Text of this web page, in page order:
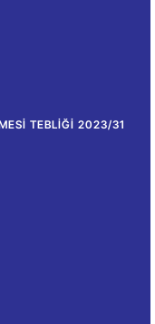
TEBLIĞI 2023/31